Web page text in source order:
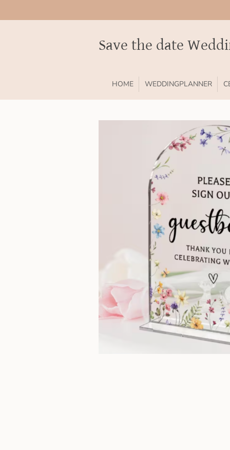
direct
Save the date
HOME WEDDINGPLANNER